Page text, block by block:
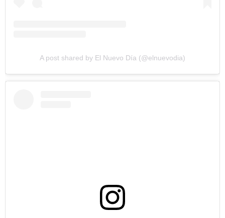
A post shared by El Nuevo Día (@elnuevodia)